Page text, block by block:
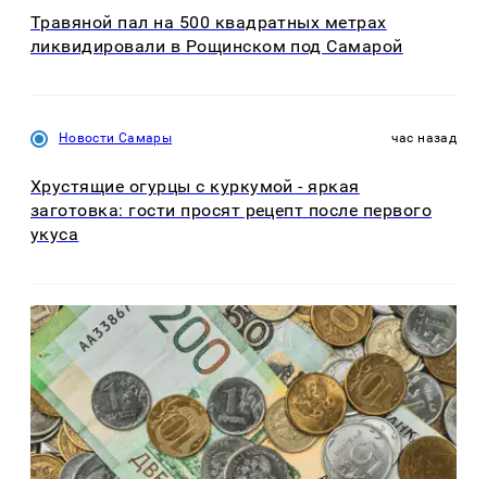
Травяной пал на 500 квадратных метрах
ликвидировали в Рощинском под Самарой
Новости Самары час назад
Хрустящие огурцы с куркумой - яркая
заготовка: гости просят рецепт после первого
укуса